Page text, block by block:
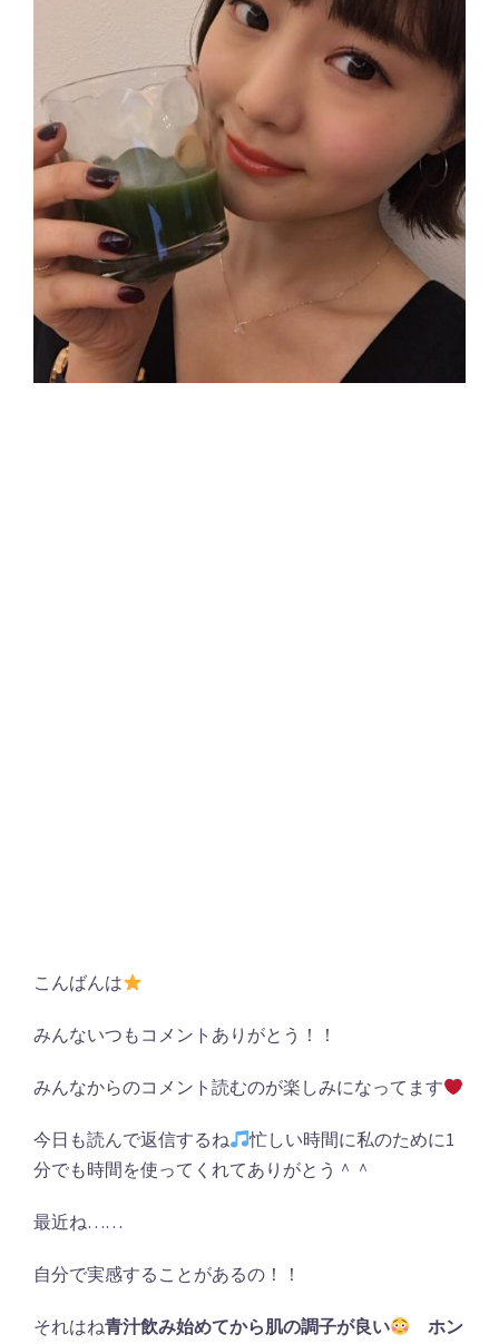
こんばんは
みんないつもコメントありがとう！！
みんなからのコメント読むのが楽しみになってます
今日も読んで返信するね
忙しい時間に私のために1
分でも時間を使ってくれてありがとう＾＾
最近ね……
自分で実感することがあるの！！
それはね青汁飲み始めてから肌の調子が良い
ホン